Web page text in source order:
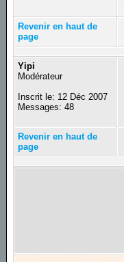
Revenir en haut de
page
Yipi
Modérateur
Inscrit le: 12 Déc 2007
Messages: 48
Revenir en haut de
page